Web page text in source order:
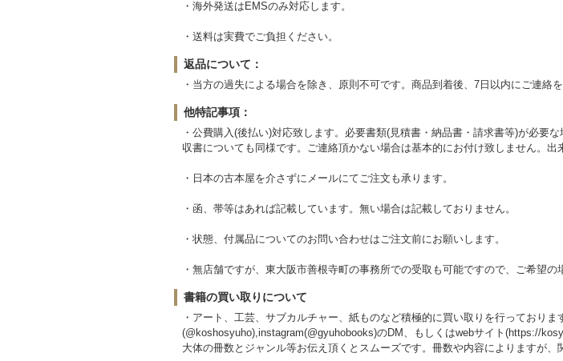
・海外発送はEMSのみ対応します。
・送料は実費でご負担ください。
返品について：
・当方の過失による場合を除き、原則不可です。商品到着後、7日以内にご連絡を
他特記事項：
・公費購入(後払い)対応致します。必要書類(見積書・納品書・請求書等)が必要
収書についても同様です。ご連絡頂かない場合は基本的にお付け致しません。出
・日本の古本屋を介さずにメールにてご注文も承ります。
・函、帯等はあれば記載しています。無い場合は記載しておりません。
・状態、付属品についてのお問い合わせはご注文前にお願いします。
・無店舗ですが、東大阪市善根寺町の事務所での受取も可能ですので、ご希望の
書籍の買い取りについて
・アート、工芸、サブカルチャー、紙ものなど積極的に買い取りを行っており
(@koshosyuho),instagram(@gyuhobooks)のDM、もしくはwebサイト(https://
大体の冊数とジャンル等お伝え頂くとスムーズです。冊数や内容によりますが、